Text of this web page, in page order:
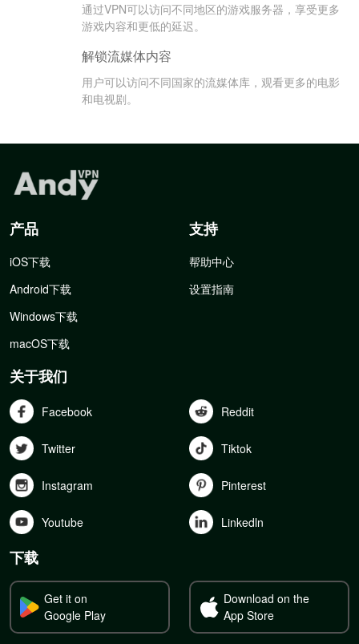
通过VPN可以访问不同地区的游戏服务器，享受更多
游戏内容和更低的延迟。
解锁流媒体内容
用户可以访问不同国家的流媒体库，观看更多的电影
和电视剧。
产品
iOS下载
Android下载
Windows下载
macOS下载
支持
帮助中心
设置指南
关于我们
Facebook Reddit
Twitter Tiktok
Instagram Pinterest
Youtube Linkedln
下载
Get it on
Google Play
Download on the
App Store